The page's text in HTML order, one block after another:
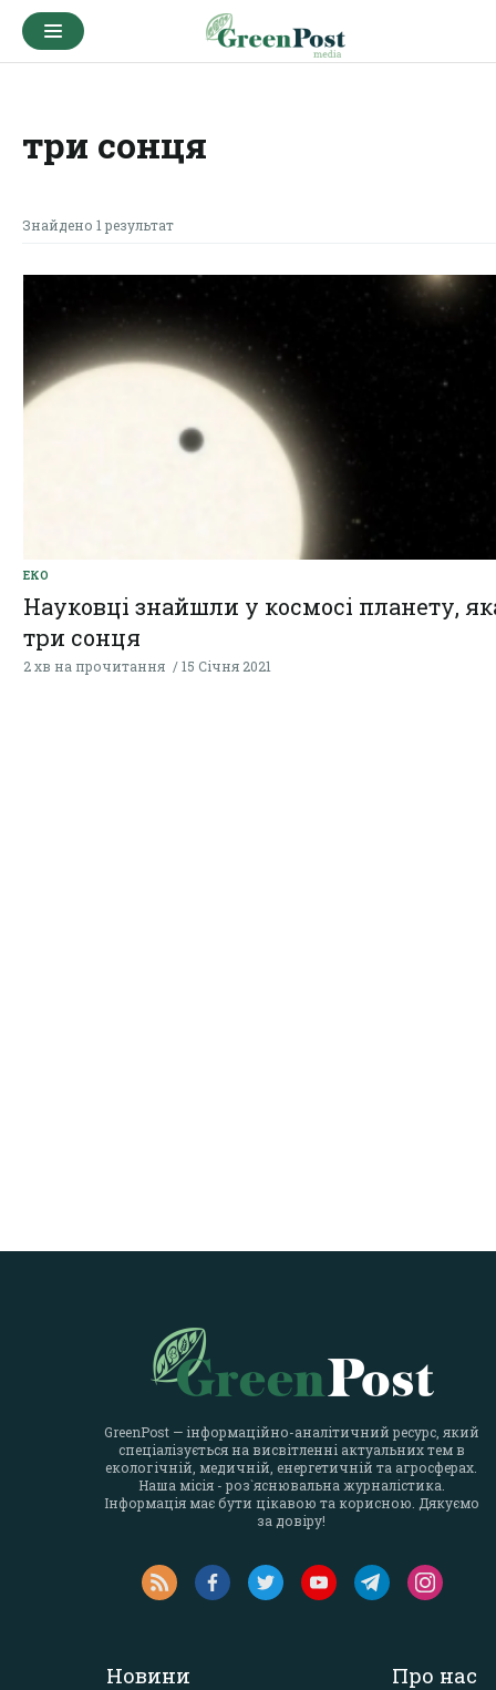
три сонця
Знайдено 1 результат
ЕКО
Науковці знайшли у космосі планету,
три сонця
2 хв на прочитання 15 Січня 2021
GreenPost — інформаційно-аналітичний ресурс, який
спеціалізується на висвітленні актуальних тем в
екологічній, медичній, енергетичній та агросферах.
Наша місія - роз`яснювальна журналістика.
Інформація має бути цікавою та корисною. Дякуємо
за довіру!
Новини
Про нас